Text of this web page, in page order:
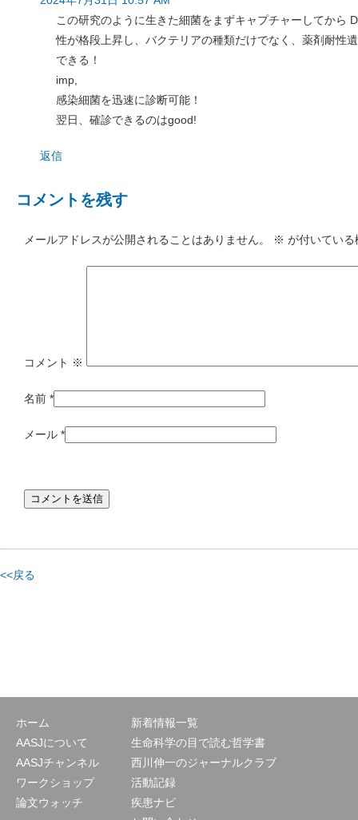
この研究のように生きた細菌をまずキャプチャーしてから
性が格段上昇し、バクテリアの種類だけでなく、薬剤耐性
できる！
imp,
感染細菌を迅速に診断可能！
翌日、確診できるのはgood!
返信
コメントを残す
メールアドレスが公開されることはありません。 ※ が付いてい
コメント ※
名前 *
メール *
<<戻る
ホーム
AASJについて
AASJチャンネル
ワークショップ
論文ウォッチ
新着情報一覧
生命科学の目で読む哲学書
西川伸一のジャーナルクラブ
活動記録
疾患ナビ